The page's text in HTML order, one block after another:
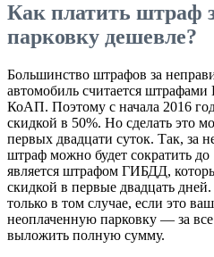
Как платить штраф
парковку дешевле?
Большинство штрафов за
автомобиль считается
КоАП. Поэтому с начала 2016
скидкой в 50%. Но сделать это
первых двадцати суток. Так, за
штраф можно будет сократить до
является штрафом ГИБДД,
скидкой в первые двадцать
только в том случае, если это
неоплаченную парковку — за
выложить полную сумму.